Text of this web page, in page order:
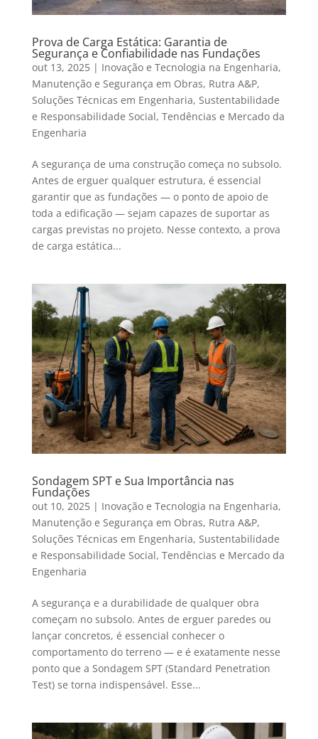
Prova de Carga Estática: Garantia de
Segurança e Confiabilidade nas Fundações
out 13, 2025| Inovação e Tecnologia na Engenharia,
Manutenção e Segurança em Obras, Rutra A&P,
Soluções Técnicas em Engenharia, Sustentabilidade
e Responsabilidade Social, Tendências e Mercado da
Engenharia
A segurança de uma construção começa no subsolo.
Antes de erguer qualquer estrutura, é essencial
garantir que as fundações — o ponto de apoio de
toda a edificação — sejam capazes de suportar as
cargas previstas no projeto. Nesse contexto, a prova
de carga estática...
Sondagem SPT e Sua Importância nas
Fundações
out 10, 2025| Inovação e Tecnologia na Engenharia,
Manutenção e Segurança em Obras, Rutra A&P,
Soluções Técnicas em Engenharia, Sustentabilidade
e Responsabilidade Social, Tendências e Mercado da
Engenharia
A segurança e a durabilidade de qualquer obra
começam no subsolo. Antes de erguer paredes ou
lançar concretos, é essencial conhecer o
comportamento do terreno — e é exatamente nesse
ponto que a Sondagem SPT (Standard Penetration
Test) se torna indispensável. Esse...